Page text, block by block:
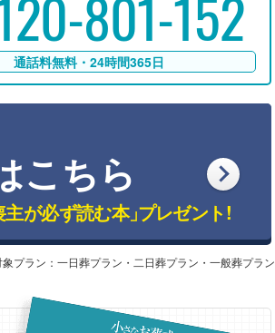
801-152
通話料無料・24時間365日
こちら
主が必ず読む本」プレゼント!
プラン：一日葬プラン・二日葬プラン・一般葬プラン